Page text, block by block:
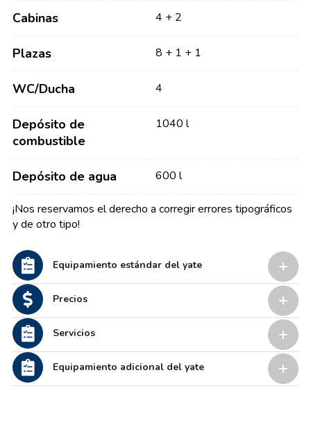
Cabinas 4 + 2
Plazas 8 + 1 + 1
WC/Ducha 4
Depósito de
combustible
1040 l
Depósito de agua 600 l
¡Nos reservamos el derecho a corregir errores tipográficos
y de otro tipo!
Equipamiento estándar del yate
Precios
Servicios
Equipamiento adicional del yate